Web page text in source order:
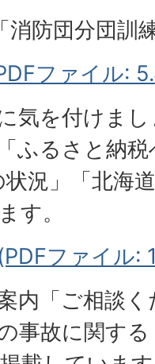
消防団分団訓
ファイル:
気を付けま
ふるさと納
況」「北海
す。
ファイル:
内「ご相談
事故に関す